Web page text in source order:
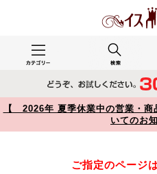
【 2026年 夏季休業中の営業・
いてのお
ご指定のページ